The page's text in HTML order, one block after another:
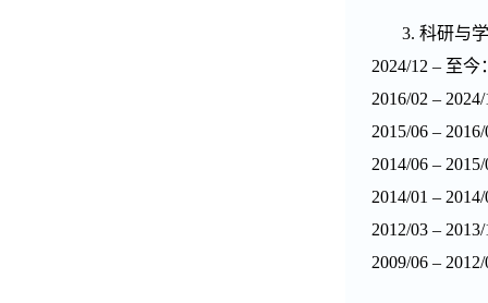
3. 科研与
2024/12 – 至今
2016/02 – 2024/
2015/06 – 2016/
2014/06 – 2015/
2014/01 – 2014/
2012/03 – 2013/
2009/06 – 2012/